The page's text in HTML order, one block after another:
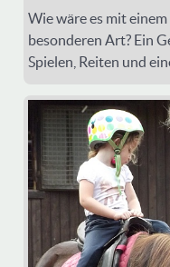
Wie wäre es mit
besonderen Art? Ein
Spielen, Reiten und